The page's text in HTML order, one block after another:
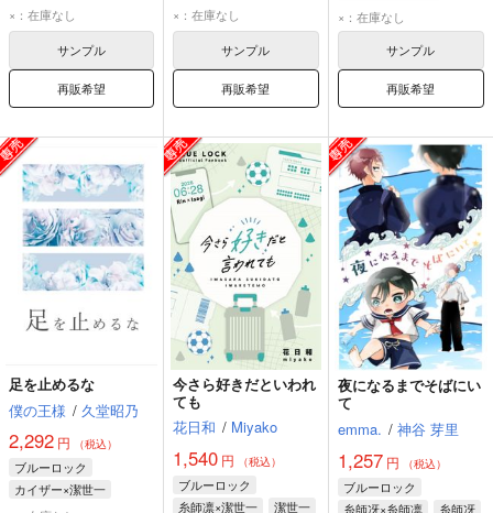
潔世一
ミヒャエル・カイザー
×：在庫なし
サンプル
再販希望
潔世一
×：在庫なし
サンプル
再販希望
潔世一
ミヒャエル・カイザー
×：在庫なし
サンプル
再販希望
足を止めるな
僕の王様 / 久堂昭乃
2,292 円 （税込）
ブルーロック
カイザー×潔世一
今さら好きだといわれ
ても
花日和 / Miyako
1,540 円 （税込）
ブルーロック
糸師凛×潔世一
潔世一
夜になるまでそばにい
て
emma. / 神谷 芽里
1,257円 （税込）
ブルーロック
糸師冴×糸師凛
糸師冴